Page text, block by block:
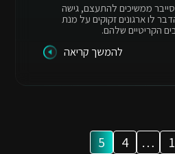
ממשיכים להתעצם, גישה
לו ארגונים זקוקים על מנת
הקריטיים שלהם.
להמשך קריאה
1
…
4
5